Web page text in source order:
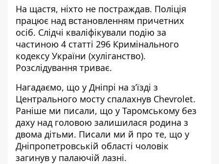
На щастя, ніхто не постраждав. Поліція
працює над встановленням причетних
осіб. Слідчі кваліфікували подію за
частиною 4 статті 296 Кримінального
кодексу України (хуліганство).
Розслідування триває.
Нагадаємо, що у Дніпрі на з’їзді з
Центрального мосту спалахнув Chevrolet.
Раніше ми писали, що у Таромському без
даху над головою залишилася родина з
двома дітьми. Писали ми й про те, що у
Дніпропетровській області чоловік
загинув у палаючій лазні.